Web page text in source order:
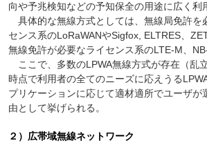
向や予兆検知などの予知保全の用途に広く利
具体的な無線方式としては、無線局免許を
センス系のLoRaWANやSigfox, ELTRES、
無線免許が必要なライセンス系のLTE-M、
ここで、多数のLPWA無線方式が存在（乱
時点で利用者の全てのニーズに応えうる
プリケーションに応じて適材適所でユーザが
由として挙げられる。
２）広帯域無線ネットワーク